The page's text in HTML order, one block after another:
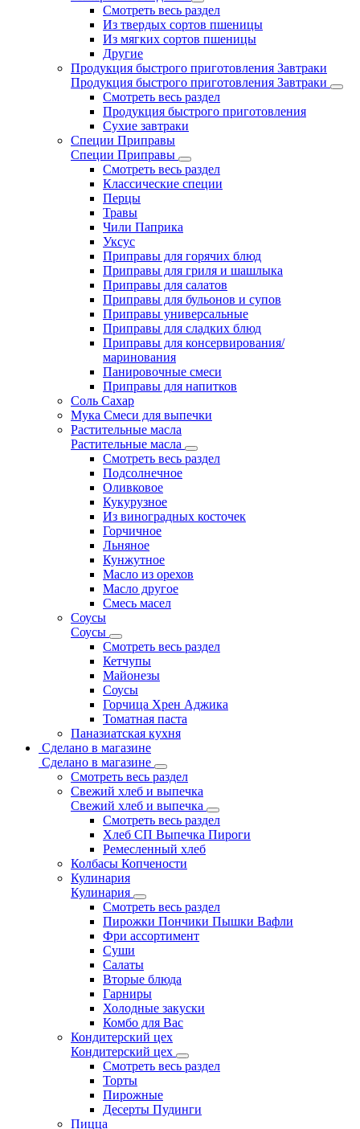
Смотреть весь раздел
Из твердых сортов пшеницы
Из мягких сортов пшеницы
Другие
Продукция быстрого приготовления Завтраки
Продукция быстрого приготовления Завтраки
Смотреть весь раздел
Продукция быстрого приготовления
Сухие завтраки
Специи Приправы
Специи Приправы
Смотреть весь раздел
Классические специи
Перцы
Травы
Чили Паприка
Уксус
Приправы для горячих блюд
Приправы для гриля и шашлыка
Приправы для салатов
Приправы для бульонов и супов
Приправы универсальные
Приправы для сладких блюд
Приправы для консервирования/
маринования
Панировочные смеси
Приправы для напитков
Соль Сахар
Мука Смеси для выпечки
Растительные масла
Растительные масла
Смотреть весь раздел
Подсолнечное
Оливковое
Кукурузное
Из виноградных косточек
Горчичное
Льняное
Кунжутное
Масло из орехов
Масло другое
Смесь масел
Соусы
Соусы
Смотреть весь раздел
Кетчупы
Майонезы
Соусы
Горчица Хрен Аджика
Томатная паста
Паназиатская кухня
Сделано в магазине
Сделано в магазине
Смотреть весь раздел
Свежий хлеб и выпечка
Свежий хлеб и выпечка
Смотреть весь раздел
Хлеб СП Выпечка Пироги
Ремесленный хлеб
Колбасы Копчености
Кулинария
Кулинария
Смотреть весь раздел
Пирожки Пончики Пышки Вафли
Фри ассортимент
Суши
Салаты
Вторые блюда
Гарниры
Холодные закуски
Комбо для Вас
Кондитерский цех
Кондитерский цех
Смотреть весь раздел
Торты
Пирожные
Десерты Пудинги
Пицца